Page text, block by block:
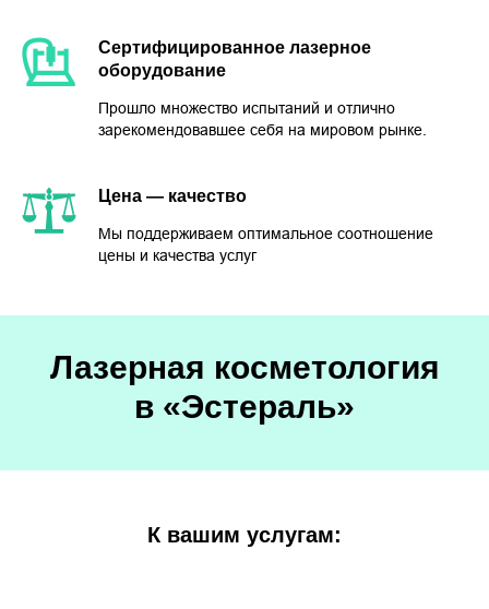
Сертифицированное лазерное
оборудование
Прошло множество испытаний и отлично
зарекомендовавшее себя на мировом рынке.
Цена — качество
Мы поддерживаем оптимальное соотношение
цены и качества услуг
Лазерная косметология
в «Эстераль»
К вашим услугам: